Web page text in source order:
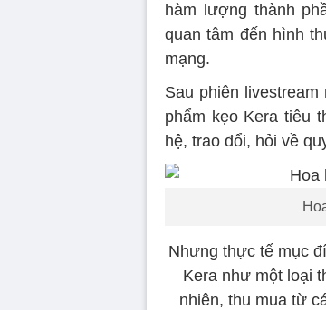
hàm lượng thành
quan tâm đến hình
mạng.
Sau phiên
phẩm kẹo Kera tiêu
hệ, trao đổi, hỏi về
Nhưng thực tế mục
Kera như một loại
nhiên, thu mua từ